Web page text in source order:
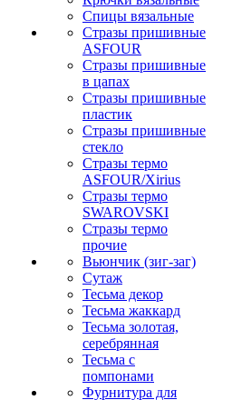
Спицы вязальные
Стразы пришивные
ASFOUR
Стразы пришивные
в цапах
Стразы пришивные
пластик
Стразы пришивные
стекло
Стразы термо
ASFOUR/Xirius
Стразы термо
SWAROVSKI
Стразы термо
прочие
Вьюнчик (зиг-заг)
Сутаж
Тесьма декор
Тесьма жаккард
Тесьма золотая,
серебрянная
Тесьма с
помпонами
Фурнитура для